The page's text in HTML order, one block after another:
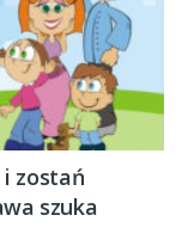
i zostań
szuka